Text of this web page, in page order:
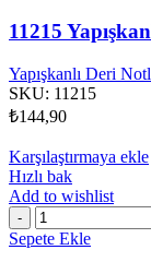
adet
11215
Yapışkanlı Deri
SKU: 11215
₺144,90
Karşılaştırmaya ekle
Hızlı bak
Add to wishlist
11220KRM
Geri
Sepete Ekle